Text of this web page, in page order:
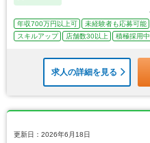
年収700万円以上可 未経験者も応募可能
スキルアップ
店舗数30以上 積極採用中
求人の詳細を見る
更新日：2026年6月18日